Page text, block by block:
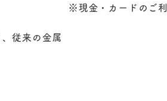
従来の金属
※現金・カードのご利